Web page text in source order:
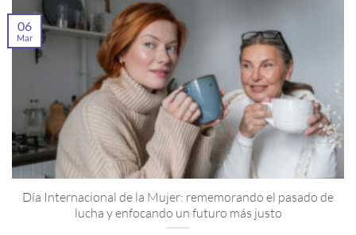
Día Internacional de la Mujer: rememorando el pasado de
lucha y enfocando un futuro más justo
06
Mar